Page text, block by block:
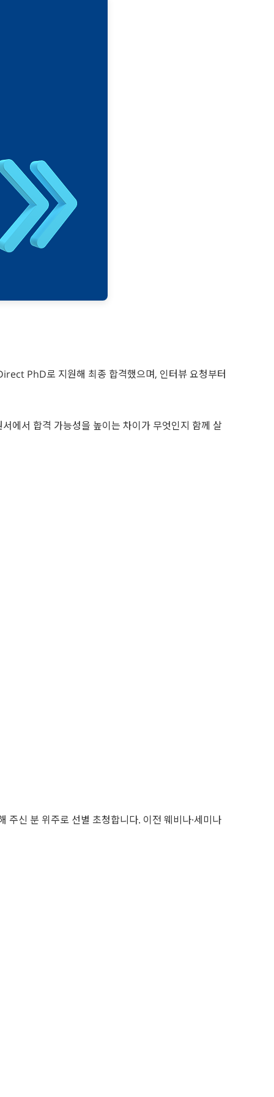
PhD로 지원해 최종 합격했으며, 인터뷰 요청부터
에서 합격 가능성을 높이는 차이가 무엇인지 함께 살
신 분 위주로 선별 초청합니다. 이전 웨비나·세미나